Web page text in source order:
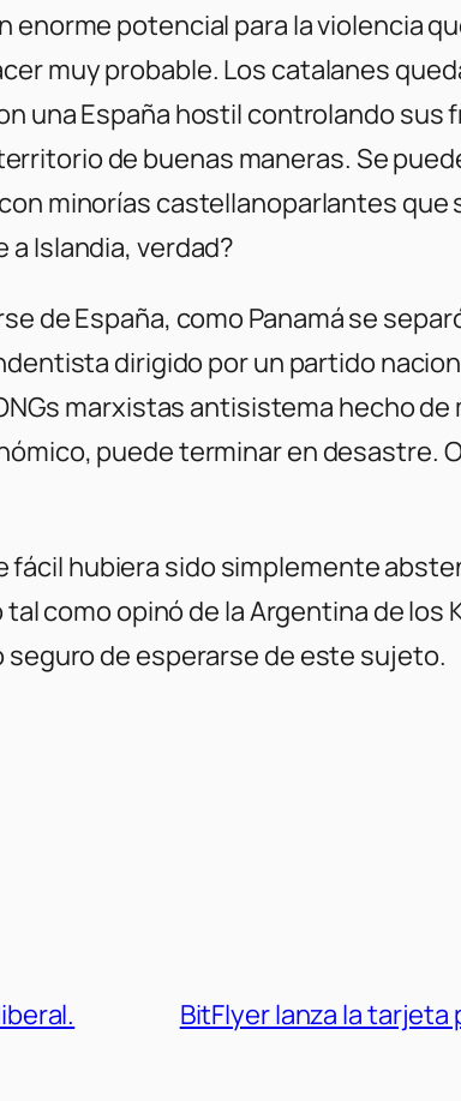
potencial para la violencia
muy probable. Los catalanes
una España hostil controlando sus
de buenas maneras. Se
minorías castellanoparlantes
a Islandia, verdad?
de España, como Panamá se
dirigido por un partido
marxistas antisistema hecho de
puede terminar en desastre.
hubiera sido simplemente
como opinó de la Argentina de los
seguro de esperarse de este sujeto.
BitFlyer lanza la tarjeta